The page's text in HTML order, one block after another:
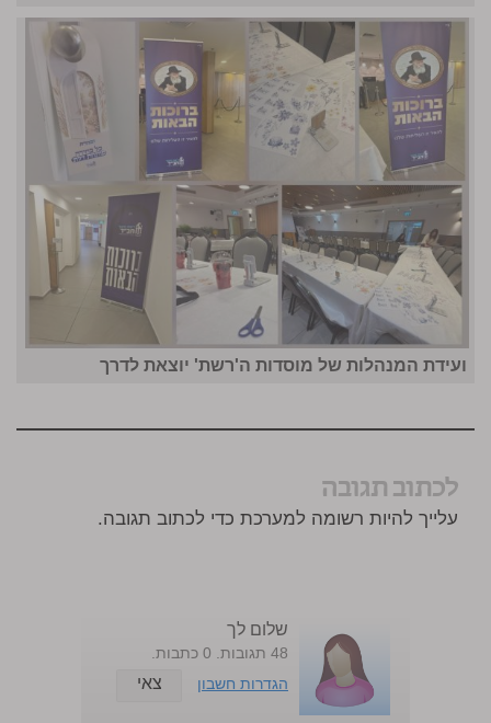
ועידת המנהלות של מוסדות ה'רשת' יוצאת לדרך
לכתוב תגובה
עלייך להיות רשומה למערכת כדי לכתוב תגובה.
שלום לך
48 תגובות. 0 כתבות.
הגדרות חשבון
צאי